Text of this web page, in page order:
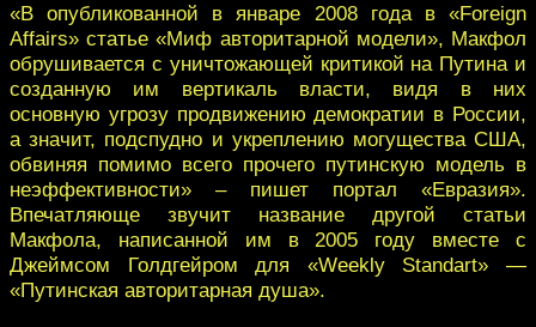
«В опубликованной в январе 2008 года в «Foreign
Affairs» статье «Миф авторитарной модели», Макфол
обрушивается с уничтожающей критикой на Путина и
созданную им вертикаль власти, видя в них
основную угрозу продвижению демократии в России,
а значит, подспудно и укреплению могущества США,
обвиняя помимо всего прочего путинскую модель в
неэффективности» – пишет портал «Евразия».
Впечатляюще звучит название другой статьи
Макфола, написанной им в 2005 году вместе с
Джеймсом Голдгейром для «Weekly Standart» —
«Путинская авторитарная душа».